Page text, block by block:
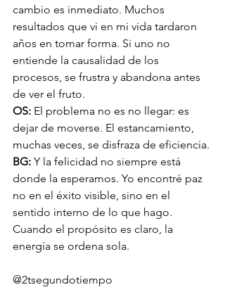
cambio es inmediato. Muchos
resultados que vi en mi vida tardaron
años en tomar forma. Si uno no
entiende la causalidad de los
procesos, se frustra y abandona antes
de ver el fruto.
OS: El problema no es no llegar: es
dejar de moverse. El estancamiento,
muchas veces, se disfraza de eficiencia.
BG: Y la felicidad no siempre está
donde la esperamos. Yo encontré paz
no en el éxito visible, sino en el
sentido interno de lo que hago.
Cuando el propósito es claro, la
energía se ordena sola.
@2tsegundotiempo